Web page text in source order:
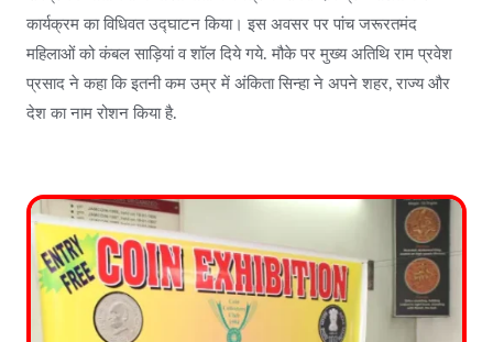
कार्यक्रम का विधिवत उद्घाटन किया। इस अवसर पर पांच जरूरतमंद
महिलाओं को कंबल साड़ियां व शॉल दिये गये. मौके पर मुख्य अतिथि राम प्रवेश
प्रसाद ने कहा कि इतनी कम उम्र में अंकिता सिन्हा ने अपने शहर, राज्य और
देश का नाम रोशन किया है.